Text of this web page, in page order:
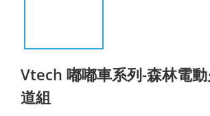
Vtech 嘟嘟車系列-森林電
道組